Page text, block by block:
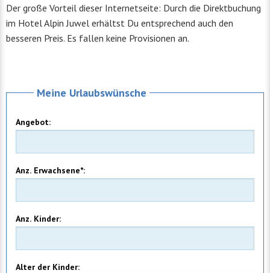
Der große Vorteil dieser Internetseite: Durch die Direktbuchung
im Hotel Alpin Juwel erhältst Du entsprechend auch den
besseren Preis. Es fallen keine Provisionen an.
Meine Urlaubswünsche
Angebot:
Anz. Erwachsene*:
Anz. Kinder:
Alter der Kinder: